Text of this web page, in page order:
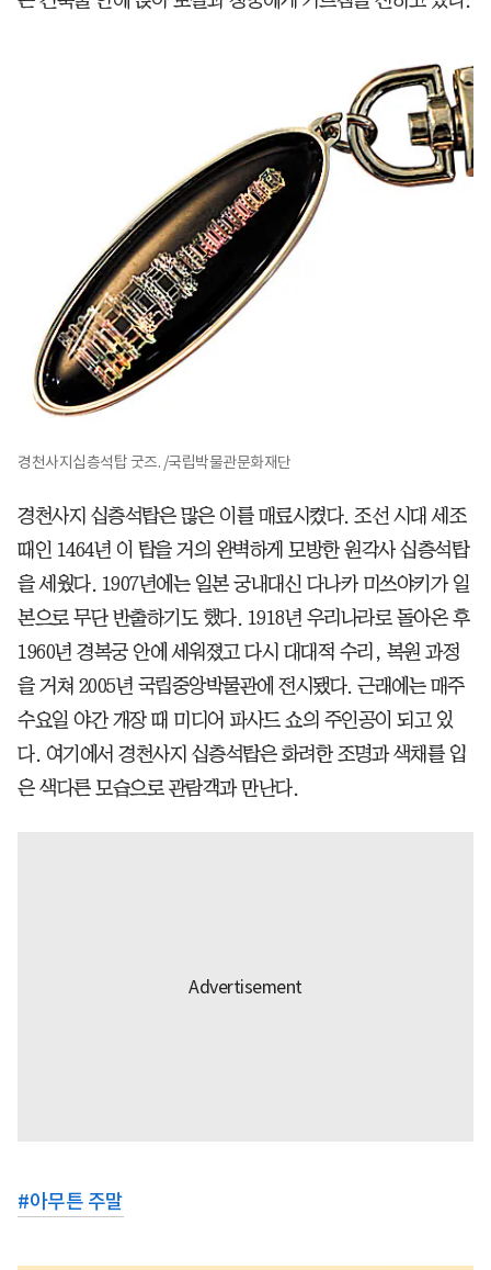
경천사지십층석탑 굿즈. /국립박물관문화재단
경천사지 십층석탑은 많은 이를 매료시켰다. 조선 시대 세조
때인 1464년 이 탑을 거의 완벽하게 모방한 원각사 십층석탑
을 세웠다. 1907년에는 일본 궁내대신 다나카 미쓰야키가 일
본으로 무단 반출하기도 했다. 1918년 우리나라로 돌아온 후
1960년 경복궁 안에 세워졌고 다시 대대적 수리, 복원 과정
을 거쳐 2005년 국립중앙박물관에 전시됐다. 근래에는 매주
수요일 야간 개장 때 미디어 파사드 쇼의 주인공이 되고 있
다. 여기에서 경천사지 십층석탑은 화려한 조명과 색채를 입
은 색다른 모습으로 관람객과 만난다.
#아무튼 주말